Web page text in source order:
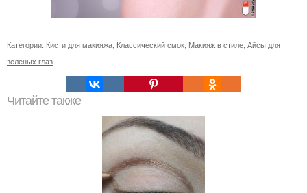
Категории: Кисти для макияжа Классический смок Макияж в стиле Айсы для
зеленых глаз
Читайте также